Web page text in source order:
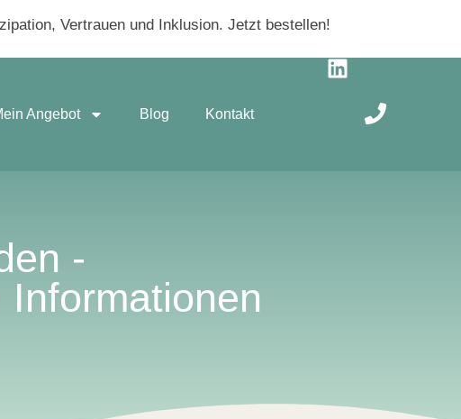
Vertrauen und Inklusion. Jetzt bestellen!
Angebot Blog Kontakt
-